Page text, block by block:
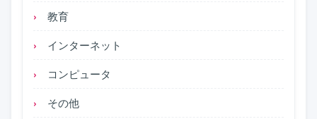
教育
インターネット
コンピュータ
その他